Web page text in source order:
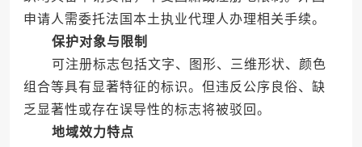
申请人需委托法国本土执业代理人办理相关手续。
保护对象与限制
可注册标志包括文字、图形、三维形状、颜色
组合等具有显著特征的标识。但违反公序良俗、缺
乏显著性或存在误导性的标志将被驳回。
地域效力特点